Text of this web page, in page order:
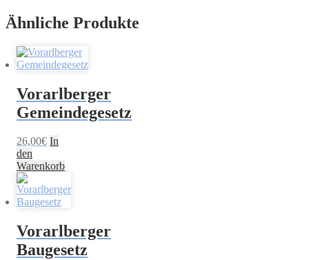
Ähnliche Produkte
Vorarlberger
Gemeindegesetz
26,00€ In
den
Warenkorb
Vorarlberger
Baugesetz